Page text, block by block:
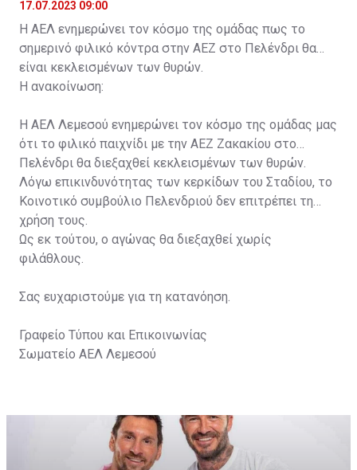
17.07.2023 09:00
Η ΑΕΛ ενημερώνει τον κόσμο της ομάδας πως το
σημερινό φιλικό κόντρα στην ΑΕΖ στο Πελένδρι θα
είναι κεκλεισμένων των θυρών.
Η ανακοίνωση:
Η ΑΕΛ Λεμεσού ενημερώνει τον κόσμο της ομάδας μας
ότι το φιλικό παιχνίδι με την ΑΕΖ Ζακακίου στο
Πελένδρι θα διεξαχθεί κεκλεισμένων των θυρών.
Λόγω επικινδυνότητας των κερκίδων του Σταδίου, το
Κοινοτικό συμβούλιο Πελενδριού δεν επιτρέπει τη
χρήση τους.
Ως εκ τούτου, ο αγώνας θα διεξαχθεί χωρίς
φιλάθλους.
Σας ευχαριστούμε για τη κατανόηση.
Γραφείο Τύπου και Επικοινωνίας
Σωματείο ΑΕΛ Λεμεσού